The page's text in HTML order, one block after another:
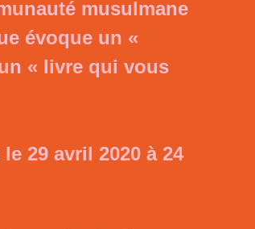
musulmane
évoque un «
« livre qui vous
29 avril 2020 à 24